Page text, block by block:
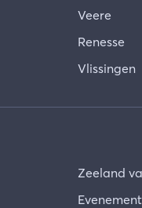
Veere
Renesse
Vlissingen
Zeeland